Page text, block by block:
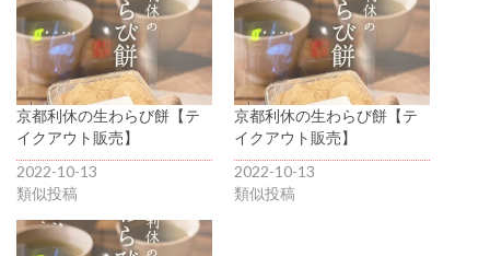
京都利休の生わらび餅【テ
イクアウト販売】
2022-10-13
類似投稿
京都利休の生わらび餅【テ
イクアウト販売】
2022-10-13
類似投稿